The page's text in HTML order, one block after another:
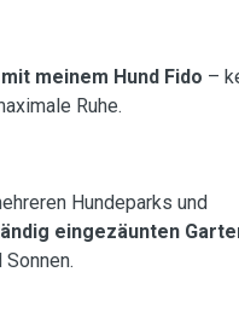
meinem Hund Fido –
Ruhe.
Hundeparks und
eingezäunten